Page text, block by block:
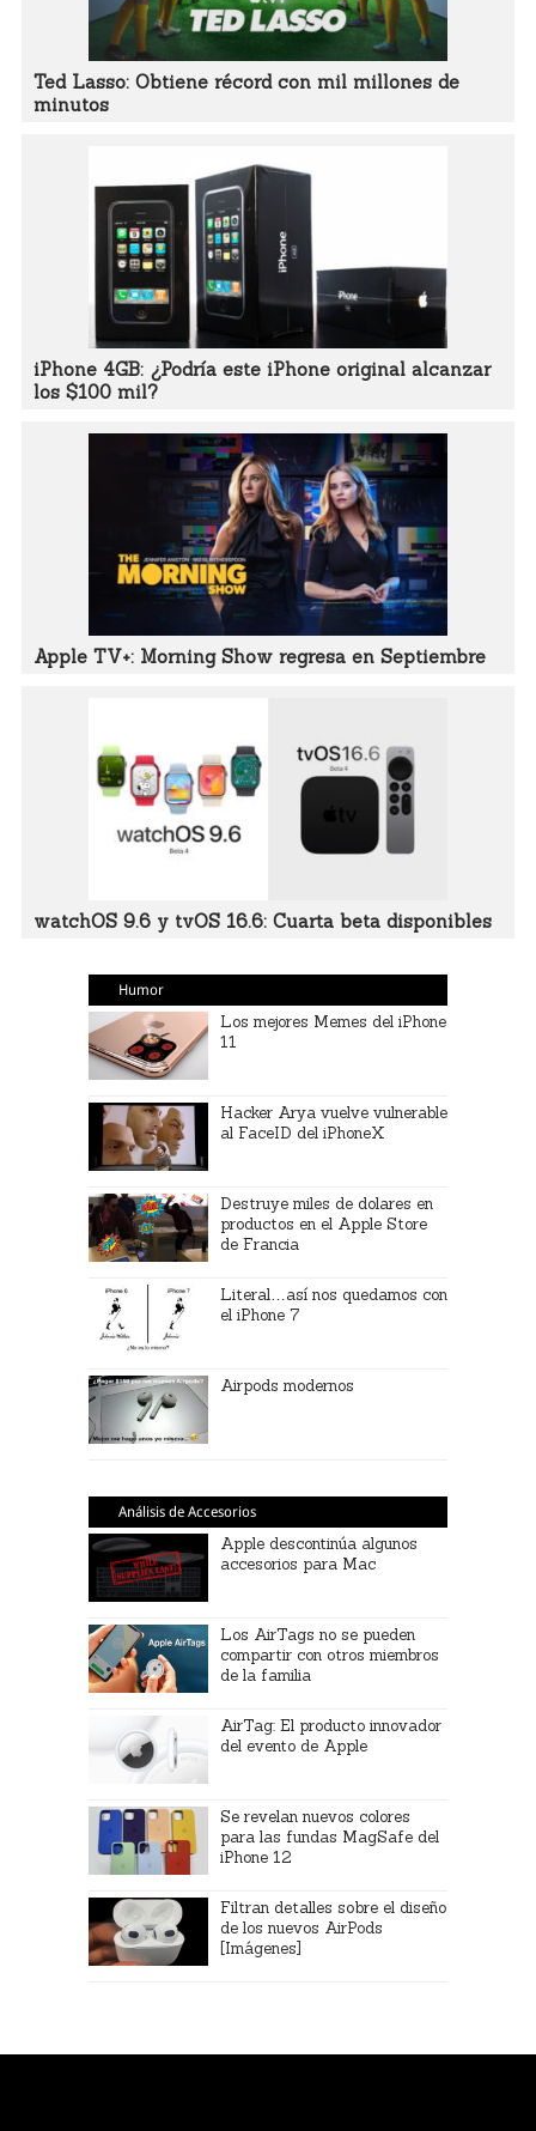
Ted Lasso: Obtiene récord con mil millones de
minutos
iPhone 4GB: ¿Podría este iPhone original alcanzar
los $100 mil?
Apple TV+: Morning Show regresa en Septiembre
watchOS 9.6 y tvOS 16.6: Cuarta beta disponibles
Humor
Los mejores Memes del iPhone
11
Hacker Arya vuelve vulnerable
al FaceID del iPhoneX
Destruye miles de dolares en
productos en el Apple Store
de Francia
Literal…así nos quedamos con
el iPhone 7
Airpods modernos
Análisis de Accesorios
Apple descontinúa algunos
accesorios para Mac
Los AirTags no se pueden
compartir con otros miembros
de la familia
AirTag: El producto innovador
del evento de Apple
Se revelan nuevos colores
para las fundas MagSafe del
iPhone 12
Filtran detalles sobre el diseño
de los nuevos AirPods
[Imágenes]